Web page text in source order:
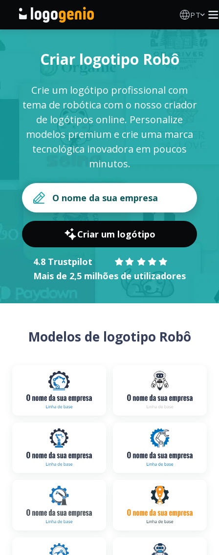
PT
Gerador de logótipos IA
Ideias de logótipos
Produtos impressos
Sobre
INICIAR SESSÃO
Criar logotipo Robô
Crie um logótipo profissional com
tema de robótica com o nosso criador
de logótipos online. Personalize
modelos premium e crie uma marca
tecnológica inovadora em poucos
minutos.
Criar um logótipo
4.8 Trustpilot
Mais de 2,5 milhões de utilizadores
Modelos de logotipo Robô